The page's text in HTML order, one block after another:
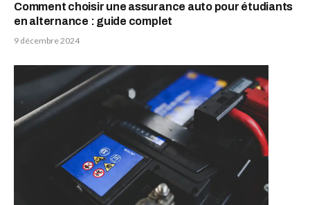
Comment choisir une assurance auto pour étudiants
en alternance : guide complet
9 décembre 2024